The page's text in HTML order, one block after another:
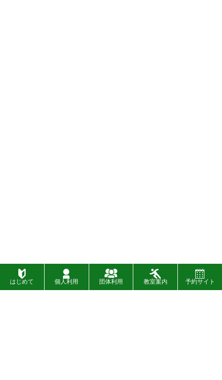
はじめて 個人利用 団体利用 教室案内 予約サイト